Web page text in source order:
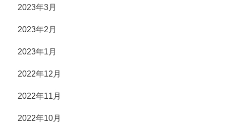
2023年3月
2023年2月
2023年1月
2022年12月
2022年11月
2022年10月